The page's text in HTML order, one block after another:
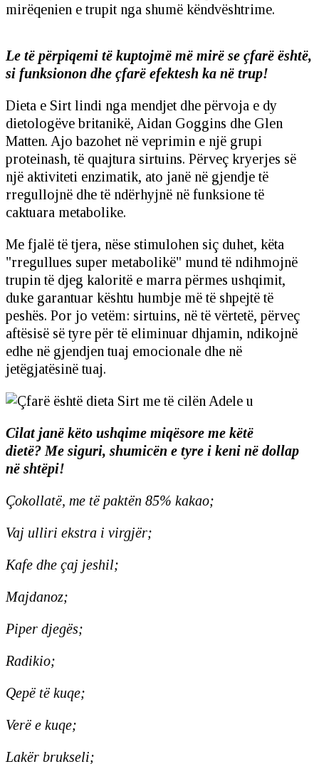
mirëqenien e trupit nga shumë këndvështrime.
Le të përpiqemi të kuptojmë më mirë se çfarë është,
si funksionon dhe çfarë efektesh ka në trup!
Dieta e Sirt lindi nga mendjet dhe përvoja e dy
dietologëve britanikë, Aidan Goggins dhe Glen
Matten. Ajo bazohet në veprimin e një grupi
proteinash, të quajtura sirtuins. Përveç kryerjes së
një aktiviteti enzimatik, ato janë në gjendje të
rregullojnë dhe të ndërhyjnë në funksione të
caktuara metabolike.
Me fjalë të tjera, nëse stimulohen siç duhet, këta
"rregullues super metabolikë" mund të ndihmojnë
trupin të djeg kaloritë e marra përmes ushqimit,
duke garantuar kështu humbje më të shpejtë të
peshës. Por jo vetëm: sirtuins, në të vërtetë, përveç
aftësisë së tyre për të eliminuar dhjamin, ndikojnë
edhe në gjendjen tuaj emocionale dhe në
jetëgjatësinë tuaj.
Cilat janë këto ushqime miqësore me këtë
dietë? Me siguri, shumicën e tyre i keni në dollap
në shtëpi!
Çokollatë, me të paktën 85% kakao;
Vaj ulliri ekstra i virgjër;
Kafe dhe çaj jeshil;
Majdanoz;
Piper djegës;
Radikio;
Qepë të kuqe;
Verë e kuqe;
Lakër brukseli;